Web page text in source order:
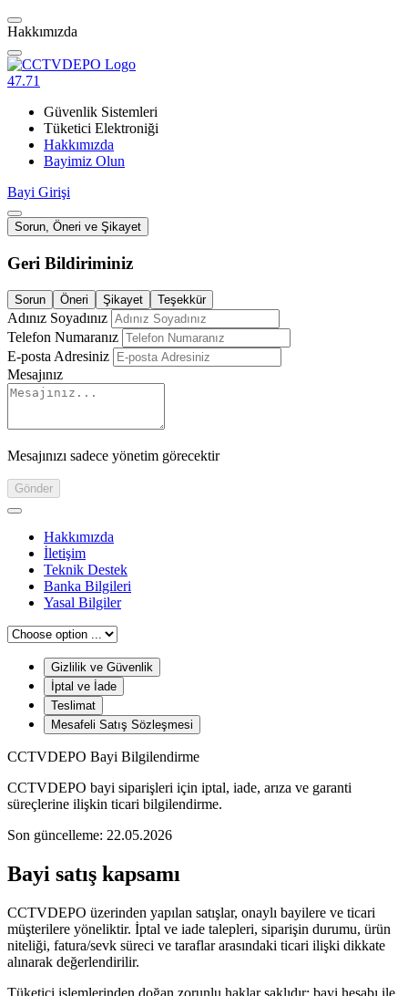
Hakkımızda
47.71
Güvenlik Sistemleri
Tüketici Elektroniği
Hakkımızda
Bayimiz Olun
Bayi Girişi
Sorun, Öneri ve Şikayet
Geri Bildiriminiz
Sorun Öneri Şikayet Teşekkür
Adınız Soyadınız
Telefon Numaranız
E-posta Adresiniz
Mesajınız
Mesajınızı sadece yönetim görecektir
Gönder
Hakkımızda
İletişim
Teknik Destek
Banka Bilgileri
Yasal Bilgiler
Gizlilik ve Güvenlik
İptal ve İade
Teslimat
Mesafeli Satış Sözleşmesi
CCTVDEPO Bayi Bilgilendirme
CCTVDEPO bayi siparişleri için iptal, iade, arıza ve garanti
süreçlerine ilişkin ticari bilgilendirme.
Son güncelleme: 22.05.2026
Bayi satış kapsamı
CCTVDEPO üzerinden yapılan satışlar, onaylı bayilere ve ticari
müşterilere yöneliktir. İptal ve iade talepleri, siparişin durumu, ürün
niteliği, fatura/sevk süreci ve taraflar arasındaki ticari ilişki dikkate
alınarak değerlendirilir.